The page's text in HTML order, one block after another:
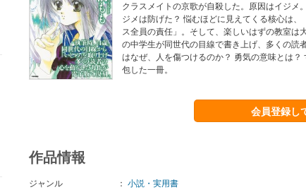
クラスメイトの京歌が自殺した。原因はイジメ
ジメは防げた？ 悩むほどに見えてくる核心は
ス全員の責任」。そして、楽しいはずの教室
の中学生が同世代の目線で書き上げ、多くの読
はなぜ、人を傷つけるのか？ 勇気の意味とは
包した一冊。
会員登録し
作品情報
ジャンル ： 小説・実用書